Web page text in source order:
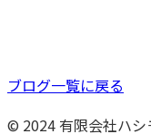
ブログ一覧に戻る
© 2024 有限会社ハ